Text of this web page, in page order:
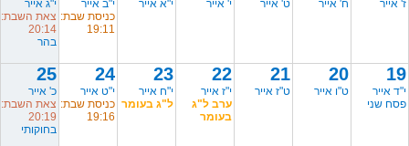
ז' אייר ח' אייר ט' אייר י' אייר י"א אייר
י"ב אייר
כניסת שבת:
19:11
י"ג אייר
צאת השבת:
20:14
בהר
19
י"ד אייר
פסח שני
20
ט"ו אייר
21
ט"ז אייר
22
י"ז אייר
ערב ל"ג
בעומר
23
י"ח אייר
ל"ג בעומר
24
י"ט אייר
כניסת שבת:
19:16
25
כ' אייר
צאת השבת:
20:19
בחוקותי